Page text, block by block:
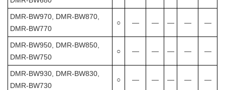
DMR-BW970, DMR-BW870,
DMR-BW770
○ ― ― ― ― ―
DMR-BW950, DMR-BW850,
DMR-BW750
○ ― ― ― ― ―
DMR-BW930, DMR-BW830,
DMR-BW730
○ ― ― ― ― ―